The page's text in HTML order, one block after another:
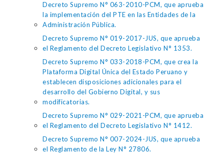
Decreto Supremo N° 063-2010-PCM, que aprueba
la implementación del PTE en las Entidades de la
Administración Pública.
Decreto Supremo N° 019-2017-JUS, que aprueba
el Reglamento del Decreto Legislativo N° 1353.
Decreto Supremo N° 033-2018-PCM, que crea la
Plataforma Digital Única del Estado Peruano y
establecen disposiciones adicionales para el
desarrollo del Gobierno Digital, y sus
modificatorias.
Decreto Supremo N° 029-2021-PCM, que aprueba
el Reglamento del Decreto Legislativo N° 1412.
Decreto Supremo N° 007-2024-JUS, que aprueba
el Reglamento de la Ley N° 27806.